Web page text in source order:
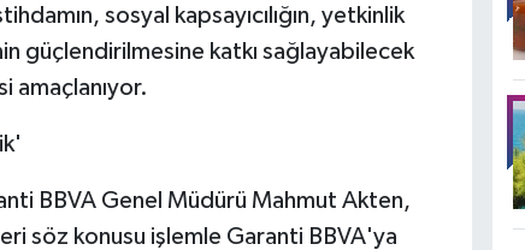
sosyal kapsayıcılığın, yetkinlik
güçlendirilmesine katkı sağlayabilecek
amaçlanıyor.
BBVA Genel Müdürü Mahmut Akten,
söz konusu işlemle Garanti BBVA'ya